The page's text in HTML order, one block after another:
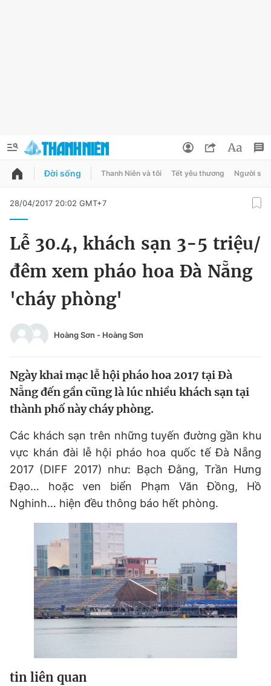
QUẢNG CÁO ĐẶT BÁO
Chuyên mục
Chuyên mục khác
Chào ngày mới
Video Magazine
Sản phẩm khác
Tiện ích Bạn cần biết
Thông tin tòa soạn Liên hệ quảng cáo
Đọc Thanh Niên trên điện thoại
Theo dõi báo trên
Đổi mật khẩu
Tin đã lưu
Tin đã xem
Đăng xuất
Đời sống Thanh Niên và tôi Tết yêu thương Người
28/04/2017 20:02 GMT+7
Lễ 30.4, khách sạn 3-5 triệu/
đêm xem pháo hoa Đà Nẵng
'cháy phòng'
Hoàng Sơn - Hoàng Sơn
Ngày khai mạc lễ hội pháo hoa 2017 tại Đà
Nẵng đến gần cũng là lúc nhiều khách sạn tại
thành phố này cháy phòng.
Các khách sạn trên những tuyến đường gần khu
vực khán đài lễ hội pháo hoa quốc tế Đà Nẵng
2017 (DIFF 2017) như: Bạch Đằng, Trần Hưng
Đạo… hoặc ven biển Phạm Văn Đồng, Hồ
Nghinh… hiện đều thông báo hết phòng.
tin liên quan